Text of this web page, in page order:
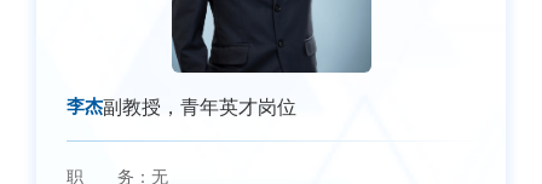
李杰副教授，青年英才岗位
职 务： 无